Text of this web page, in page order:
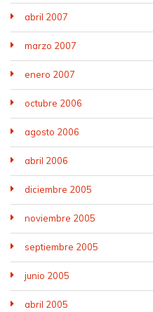
abril 2007
marzo 2007
enero 2007
octubre 2006
agosto 2006
abril 2006
diciembre 2005
noviembre 2005
septiembre 2005
junio 2005
abril 2005